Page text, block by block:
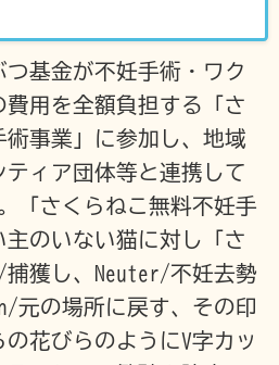
基金が不妊手術・ワク
用を全額負担する「さ
術事業」に参加し、地域
ィア団体等と連携して
「さくらねこ無料不妊手
のいない猫に対し「さ
捕獲し、Neuter/不妊去勢
元の場所に戻す、その印
花びらのようにV字カッ